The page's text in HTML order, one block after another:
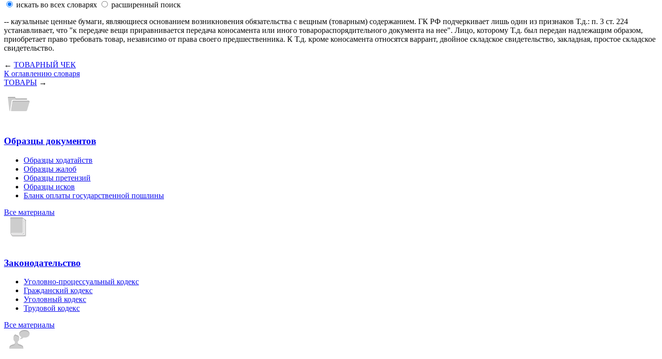
искать во всех словарях
расширенный поиск
-- каузальные ценные бумаги, являющиеся основанием возникновения обязательства с вещным (товарным) содержанием. ГК РФ подчеркивает лишь один из признаков Т.д.: п. 3 ст. 224
устанавливает, что "к передаче вещи приравнивается передача коносамента или иного товарораспорядительного документа на нее". Лицо, которому Т.д. был передан надлежащим образом,
приобретает право требовать товар, независимо от права своего предшественника. К Т.д. кроме коносамента относятся варрант, двойное складское свидетельство, закладная, простое складское
свидетельство.
← ТОВАРНЫЙ ЧЕК
К оглавлению словаря
ТОВАРЫ →
Образцы документов
Образцы ходатайств
Образцы жалоб
Образцы претензий
Образцы исков
Бланк оплаты государственной пошлины
Все материалы
Законодательство
Уголовно-процессуальный кодекс
Гражданский кодекс
Уголовный кодекс
Трудовой кодекс
Все материалы